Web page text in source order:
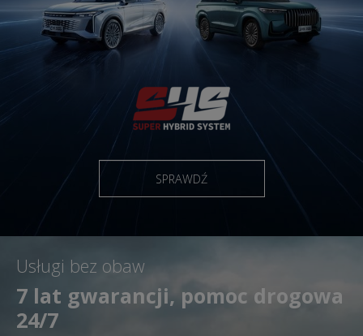
SPRAWDŹ
Usługi bez obaw
7 lat gwarancji, pomoc drogowa
24/7